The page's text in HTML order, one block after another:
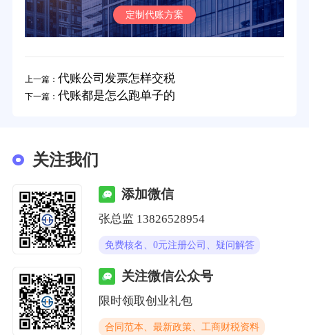
定制代账方案
上一篇： 代账公司发票怎样交税
下一篇： 代账都是怎么跑单子的
关注我们
添加微信
张总监 13826528954
免费核名、0元注册公司、疑问解答
关注微信公众号
限时领取创业礼包
合同范本、最新政策、工商财税资料